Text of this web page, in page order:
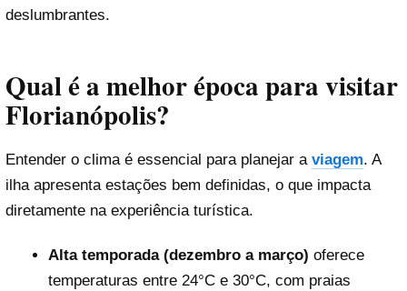
deslumbrantes.
Qual é a melhor época para visitar
Florianópolis?
Entender o clima é essencial para planejar a viagem. A
ilha apresenta estações bem definidas, o que impacta
diretamente na experiência turística.
Alta temporada (dezembro a março) oferece
temperaturas entre 24°C e 30°C, com praias